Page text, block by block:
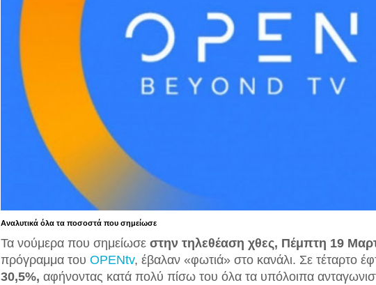
Αναλυτικά όλα τα ποσοστά που σημείωσε
Τα νούμερα που σημείωσε στην τηλεθέαση χθες, Πέμπτη 19
πρόγραμμα του OPENtv, έβαλαν «φωτιά» στο κανάλι. Σε τέταρτο
30,5%, αφήνοντας κατά πολύ πίσω του όλα τα υπόλοιπα